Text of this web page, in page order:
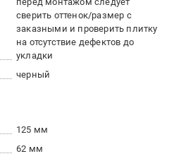
сверить оттенок/размер с
заказными и проверить плитку
на отсутствие дефектов до
укладки
черный
125 мм
62 мм